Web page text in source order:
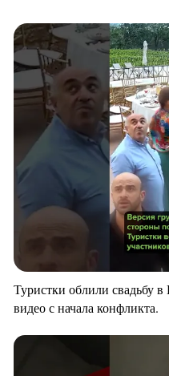
Туристки облили свадьбу
видео с начала конфликта.